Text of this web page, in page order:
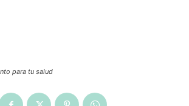
para tu salud